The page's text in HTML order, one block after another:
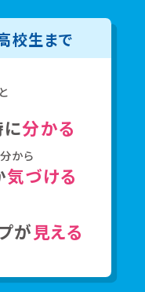
校生まで
に分かる
から
気づける
が見える